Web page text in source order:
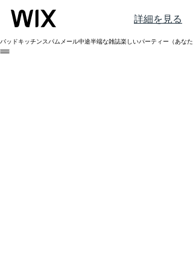
詳細を見る